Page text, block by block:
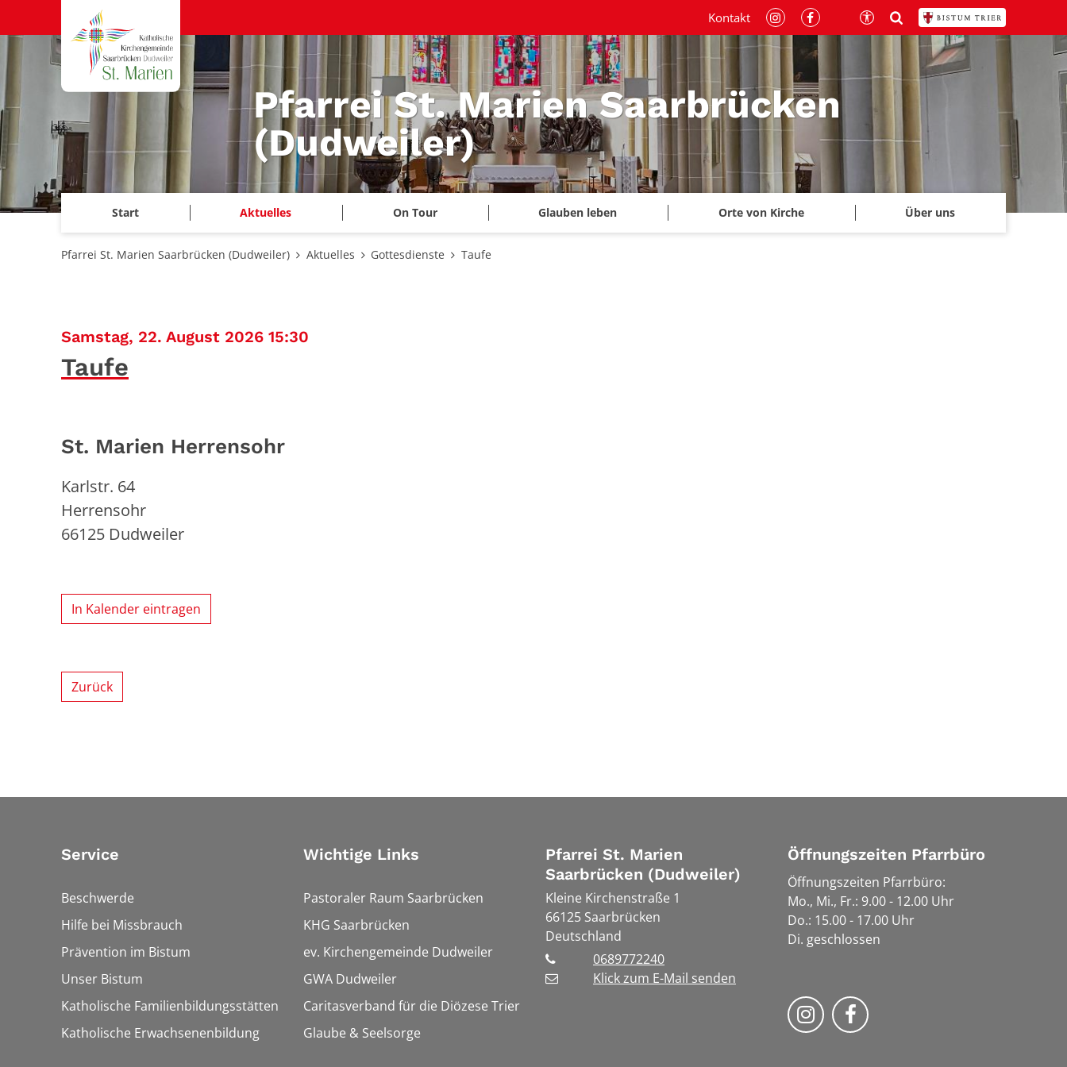
Zum Inhalt springen
Pfarrei St. Marien Saarbrücken
(Dudweiler)
Start Aktuelles On Tour Glauben leben Orte von Kirche Über uns
Kontakt
Pfarrei St. Marien Saarbrücken (Dudweiler) Aktuelles Gottesdienste Taufe
Samstag, 22. August 2026 15:30
Taufe
St. Marien Herrensohr
Karlstr. 64
Herrensohr
66125 Dudweiler
In Kalender eintragen
Zurück
Service
Beschwerde
Hilfe bei Missbrauch
Prävention im Bistum
Unser Bistum
Katholische Familienbildungsstätten
Katholische Erwachsenenbildung
Wichtige Links
Pastoraler Raum Saarbrücken
KHG Saarbrücken
ev. Kirchengemeinde Dudweiler
GWA Dudweiler
Caritasverband für die Diözese Trier
Glaube & Seelsorge
Pfarrei St. Marien
Saarbrücken (Dudweiler)
Kleine Kirchenstraße 1
66125 Saarbrücken
Deutschland
0689772240
Klick zum E-Mail senden
Öffnungszeiten Pfarrbüro
Öffnungszeiten Pfarrbüro:
Mo., Mi., Fr.: 9.00 - 12.00 Uhr
Do.: 15.00 - 17.00 Uhr
Di. geschlossen
Bistum Trier auf Instragram
Bistum Trier auf Facebook